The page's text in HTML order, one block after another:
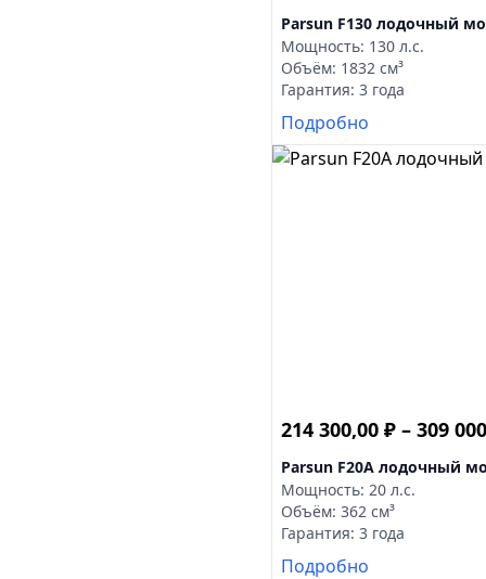
Parsun F130 лодочный
Мощность: 130 л.с.
Объём: 1832 см³
Гарантия: 3 года
Подробно
214 300,00 ₽ – 309
Parsun F20A лодочный
Мощность: 20 л.с.
Объём: 362 см³
Гарантия: 3 года
Подробно